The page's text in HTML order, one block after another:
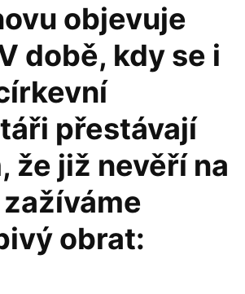
objevuje
době, kdy se i
přestávají
že již nevěří na
obrat: